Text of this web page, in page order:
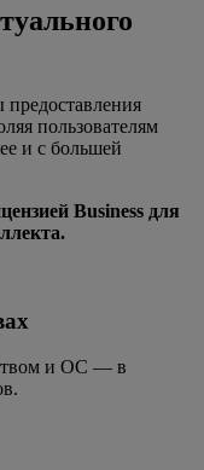
пользователям
и с большей
Business для
и ОС — в